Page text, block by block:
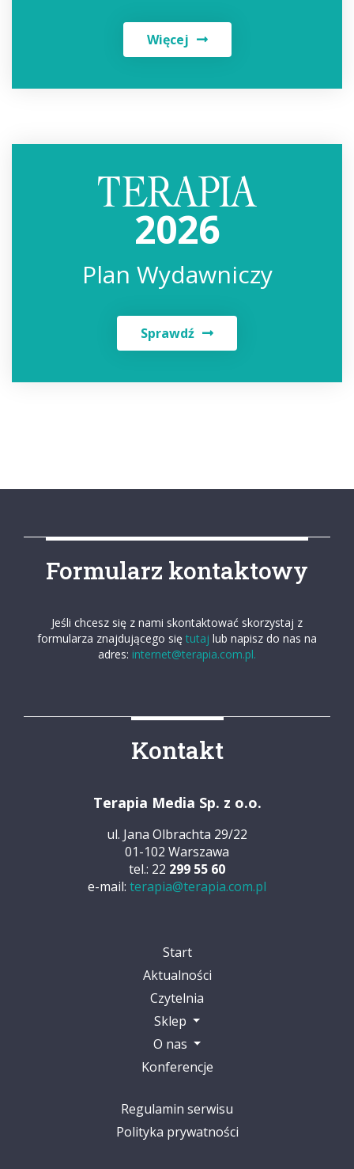
Więcej
2026
Plan Wydawniczy
Sprawdź
Formularz kontaktowy
Jeśli chcesz się z nami skontaktować skorzystaj z
formularza znajdującego się tutaj lub napisz do nas na
adres: internet@terapia.com.pl.
Kontakt
Terapia Media Sp. z o.o.
ul. Jana Olbrachta 29/22
01-102 Warszawa
tel.: 22 299 55 60
e-mail: terapia@terapia.com.pl
Start
Aktualności
Czytelnia
Sklep
O nas
Konferencje
Regulamin serwisu
Polityka prywatności